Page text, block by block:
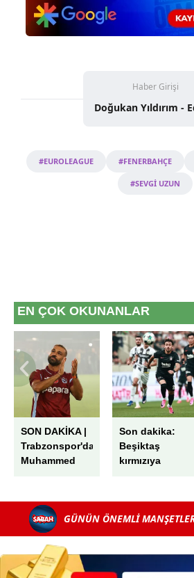
Haber Girişi
Doğukan Yıldırım -
#EUROLEAGUE #FENERBAHÇE
#SEVGİ UZUN
EN ÇOK OKUNANLAR
SON DAKİKA |
Trabzonspor'dan
Muhammed
kazanmak için
buradayım'
Son dakika:
Beşiktaş
kırmızıya
Çekya’da
avantajı kaptı
GÜNÜN ÖNEMLİ